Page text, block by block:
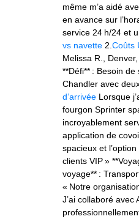
même m’a aidé
en avance sur
service 24 h/24 et
vs navette 2. Coûts
Melissa R.,
**Défi** : Besoin de
Chandler avec
d’arrivée Lorsque
fourgon Sprinter
incroyablement
application de
spacieux et
clients VIP »
voyage** :
« Notre
J’ai collaboré